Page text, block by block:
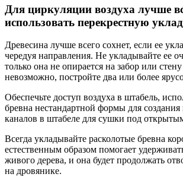
Для циркуляции воздуха лучше
использовать перекрестную
Древесина лучше всего сохнет, если ее
чередуя направления. Не укладывайте ее
только она не опирается на забор или
невозможно, постройте два или более
Обеспечьте доступ воздуха в штабель,
бревна нестандартной формы для
каналов в штабеле для сушки под
Всегда укладывайте расколотые бревна
естественным образом помогает
живого дерева, и она будет продолжать
на дровянике.